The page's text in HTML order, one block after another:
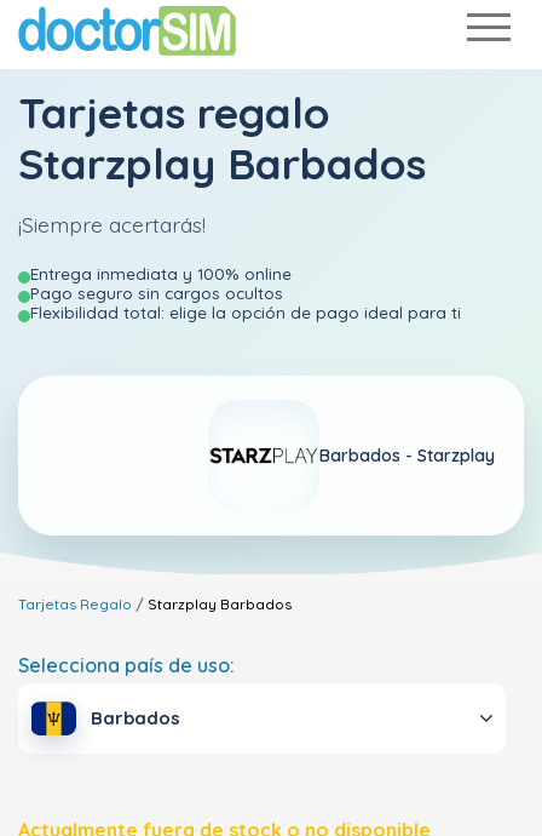
Tarjetas regalo
Starzplay Barbados
¡Siempre acertarás!
Entrega inmediata y 100% online
Pago seguro sin cargos ocultos
Flexibilidad total: elige la opción de pago ideal para ti
Barbados - Starzplay
Tarjetas Regalo Starzplay Barbados
Selecciona país de uso:
Barbados
Actualmente fuera de stock o no disponible